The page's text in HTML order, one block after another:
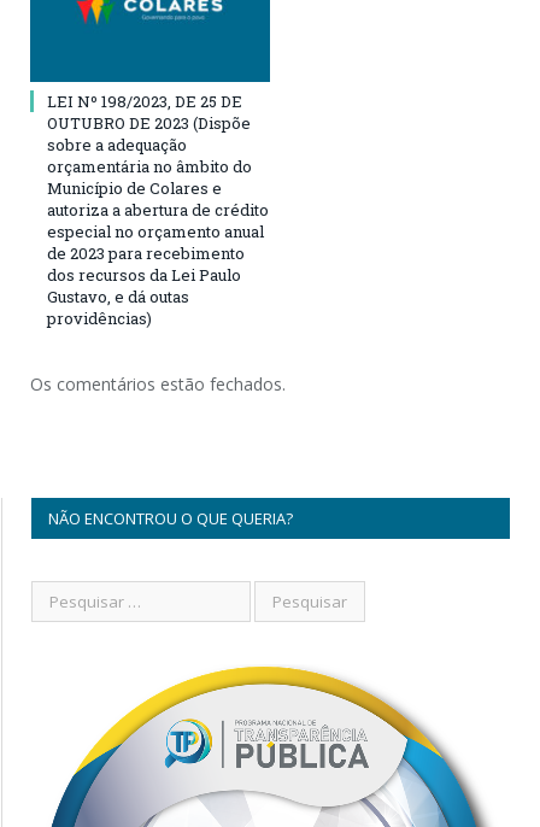
LEI Nº 198/2023, DE 25 DE
OUTUBRO DE 2023 (Dispõe
sobre a adequação
orçamentária no âmbito do
Município de Colares e
autoriza a abertura de crédito
especial no orçamento anual
de 2023 para recebimento
dos recursos da Lei Paulo
Gustavo, e dá outas
providências)
Os comentários estão fechados.
NÃO ENCONTROU O QUE QUERIA?